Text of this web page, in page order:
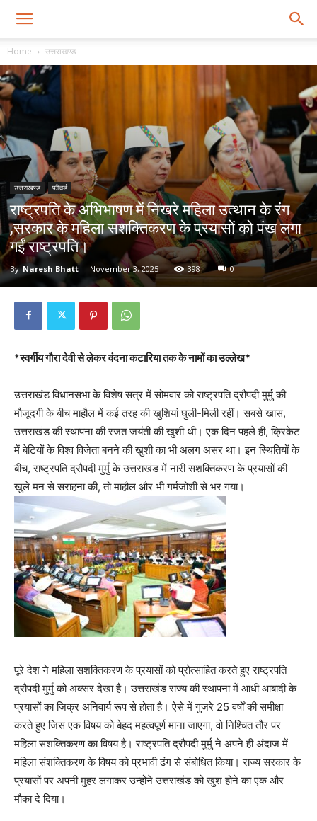
Home उत्तराखण्ड
उत्तराखण्ड फीचर्ड
राष्ट्रपति के अभिभाषण में निखरे महिला उत्थान के रंग
,सरकार के महिला सशक्तिकरण के प्रयासों को पंख लगा
गईं राष्ट्रपति।
By Naresh Bhatt - November 3, 2025 398 0
*स्वर्गीय गौरा देवी से लेकर वंदना कटारिया तक के नामों का उल्लेख*
उत्तराखंड विधानसभा के विशेष सत्र में सोमवार को राष्ट्रपति द्रौपदी मुर्मु की
मौजूदगी के बीच माहौल में कई तरह की खुशियां घुली-मिली रहीं। सबसे खास,
उत्तराखंड की स्थापना की रजत जयंती की खुशी थी। एक दिन पहले ही, क्रिकेट
में बेटियों के विश्व विजेता बनने की खुशी का भी अलग असर था। इन स्थितियों के
बीच, राष्ट्रपति द्रौपदी मुर्मु के उत्तराखंड में नारी सशक्तिकरण के प्रयासों की
खुले मन से सराहना की, तो माहौल और भी गर्मजोशी से भर गया।
पूरे देश ने महिला सशक्तिकरण के प्रयासों को प्रोत्साहित करते हुए राष्ट्रपति
द्रौपदी मुर्मु को अक्सर देखा है। उत्तराखंड राज्य की स्थापना में आधी आबादी के
प्रयासों का जिक्र अनिवार्य रूप से होता है। ऐसे में गुजरे 25 वर्षों की समीक्षा
करते हुए जिस एक विषय को बेहद महत्वपूर्ण माना जाएगा, वो निश्चित तौर पर
महिला सशक्तिकरण का विषय है। राष्ट्रपति द्रौपदी मुर्मु ने अपने ही अंदाज में
महिला संशक्तिकरण के विषय को प्रभावी ढंग से संबोधित किया। राज्य सरकार के
प्रयासों पर अपनी मुहर लगाकर उन्होंने उत्तराखंड को खुश होने का एक और
मौका दे दिया।